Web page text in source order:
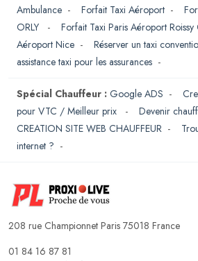
Ambulance - Forfait Taxi Aéroport -
ORLY
- Forfait Taxi Paris Aéroport
Aéroport Nice - Réserver un taxi
assistance taxi pour les assurances -
Spécial Chauffeur : Google ADS -
pour VTC / Meilleur prix
- Devenir
CREATION SITE WEB CHAUFFEUR -
internet ? -
208 rue Championnet Paris 75018 France
01 84 16 87 81